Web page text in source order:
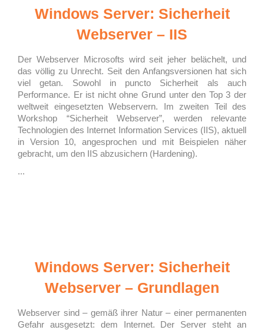
Windows Server: Sicherheit
Webserver – IIS
Der Webserver Microsofts wird seit jeher belächelt, und
das völlig zu Unrecht. Seit den Anfangsversionen hat sich
viel getan. Sowohl in puncto Sicherheit als auch
Performance. Er ist nicht ohne Grund unter den Top 3 der
weltweit eingesetzten Webservern. Im zweiten Teil des
Workshop “Sicherheit Webserver”, werden relevante
Technologien des Internet Information Services (IIS), aktuell
in Version 10, angesprochen und mit Beispielen näher
gebracht, um den IIS abzusichern (Hardening).
...
Windows Server: Sicherheit
Webserver – Grundlagen
Webserver sind – gemäß ihrer Natur – einer permanenten
Gefahr ausgesetzt: dem Internet. Der Server steht an